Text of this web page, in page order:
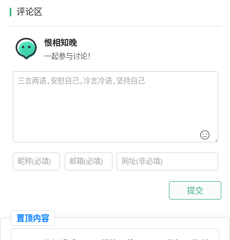
评论区
恨相知晚
一起参与讨论！
提交
置顶内容